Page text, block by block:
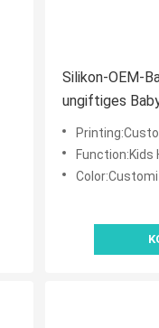
Silikon-OEM-
ungiftiges
entwickelt zur
gesunden
sensorischen
Function:Kids